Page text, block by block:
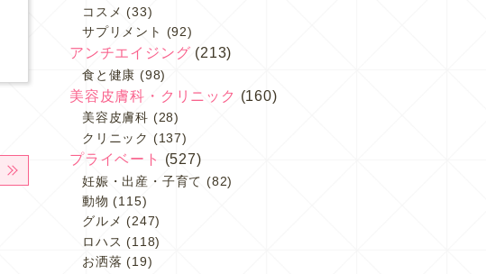
コスメ (33)
サプリメント
(92)
アンチエイジング (213)
食と健康 (98)
美容皮膚科・クリニック (160)
美容皮膚科 (28)
クリニック (137)
プライベート (527)
妊娠・出産・子育て (82)
動物 (115)
グルメ (247)
ロハス (118)
お洒落 (19)